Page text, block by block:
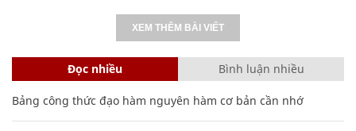
XEM THÊM BÀI VIẾT
Đọc nhiều Bình luận nhiều
Bảng công thức đạo hàm nguyên hàm cơ bản cần nhớ